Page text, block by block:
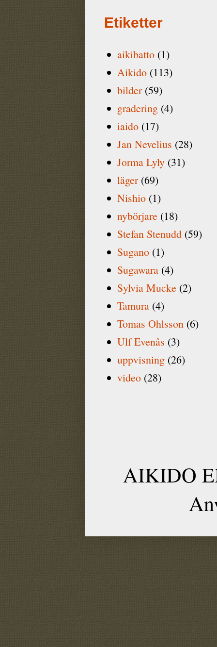
Etiketter
aikibatto (1)
Aikido (113)
bilder (59)
gradering (4)
iaido (17)
Jan Nevelius (28)
Jorma Lyly (31)
läger (69)
Nishio (1)
nybörjare (18)
Stefan Stenudd (59)
Sugano (1)
Sugawara (4)
Sylvia Mucke (2)
Tamura (4)
Tomas Ohlsson (6)
Ulf Evenås (3)
uppvisning (26)
video (28)
AIKIDO